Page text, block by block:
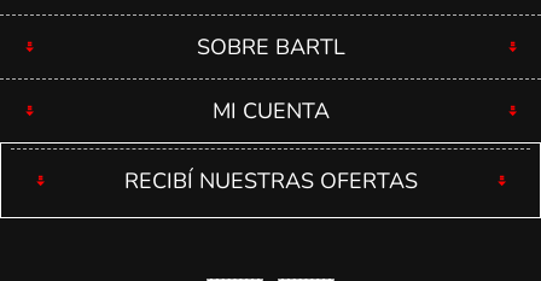
SOBRE BARTL
MI CUENTA
RECIBÍ NUESTRAS OFERTAS